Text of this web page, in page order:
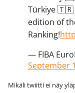
Türkiye 🇹🇷
edition of
Ranking!
— FIBA
September
Mikäli twiitti ei näy